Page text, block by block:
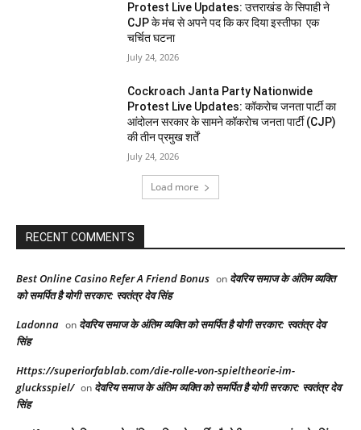
Protest Live Updates: उत्तराखंड के सिपाही ने
CJP के मंच से अपने पद कि कर दिया इस्तीफा एक
चर्चित घटना
July 24, 2026
Cockroach Janta Party Nationwide
Protest Live Updates: कॉकरोच जनता पार्टी का
आंदोलन सरकार के सामने कॉकरोच जनता पार्टी (CJP)
की तीन प्रमुख शर्तें
July 24, 2026
Load more
RECENT COMMENTS
Best Online Casino Refer A Friend Bonus on देवरिय समाज के अंतिम व्यक्ति
को समर्पित है योगी सरकार: स्वतंत्र देव सिंह
Ladonna on देवरिय समाज के अंतिम व्यक्ति को समर्पित है योगी सरकार: स्वतंत्र देव
सिंह
Https://superiorfablab.com/die-rolle-von-spieltheorie-im-
glucksspiel/ on देवरिय समाज के अंतिम व्यक्ति को समर्पित है योगी सरकार: स्वतंत्र देव
सिंह